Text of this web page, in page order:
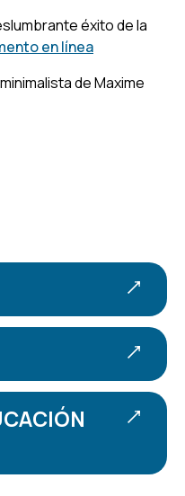
éxito de la
en línea
de Maxime